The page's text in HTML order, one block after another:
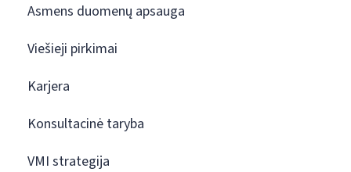
Asmens duomenų apsauga
Viešieji pirkimai
Karjera
Konsultacinė taryba
VMI strategija